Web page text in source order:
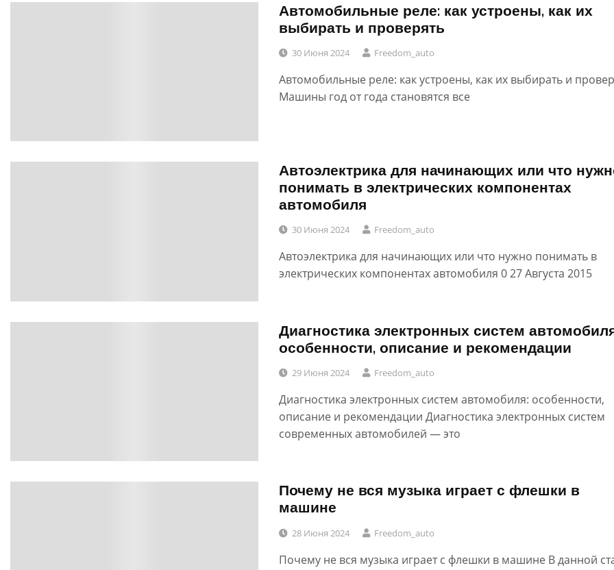
Автомобильные реле: как устроены, как их
выбирать и проверять
30 Июня 2024 Freedom_auto
Автомобильные реле: как устроены, как их выбирать и
Машины год от года становятся все
Автоэлектрика для начинающих или что
понимать в электрических компонентах
автомобиля
30 Июня 2024 Freedom_auto
Автоэлектрика для начинающих или что нужно понимать в
электрических компонентах автомобиля 0 27 Августа 2015
Диагностика электронных систем
особенности, описание и рекомендации
29 Июня 2024 Freedom_auto
Диагностика электронных систем автомобиля: особенности,
описание и рекомендации Диагностика электронных систем
современных автомобилей — это
Почему не вся музыка играет с флешки в
машине
28 Июня 2024 Freedom_auto
Почему не вся музыка играет с флешки в машине В данной